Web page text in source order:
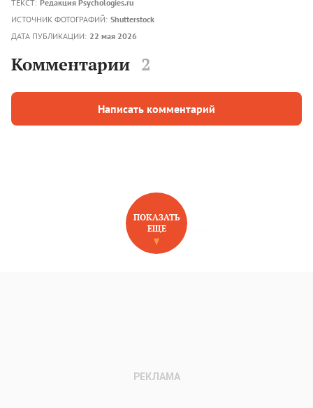
ТЕКСТ: Редакция Psychologies.ru
ИСТОЧНИК ФОТОГРАФИЙ: Shutterstock
ДАТА ПУБЛИКАЦИИ: 22 мая 2026
Комментарии 2
Написать комментарий
НОВОЕ НА САЙТЕ
ПОКАЗАТЬ
ЕЩЕ